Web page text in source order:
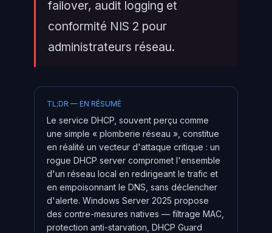
failover, audit logging et
conformité NIS 2 pour
administrateurs réseau.
TL;DR — EN RÉSUMÉ
Le service DHCP, souvent perçu comme
une simple « plomberie réseau », constitue
en réalité un vecteur d'attaque critique : un
rogue DHCP server compromet l'ensemble
d'un réseau local en redirigeant le trafic et
en empoisonnant le DNS, sans déclencher
d'alerte. Windows Server 2025 propose
des contre-mesures natives — filtrage MAC,
protection anti-starvation, DHCP Guard